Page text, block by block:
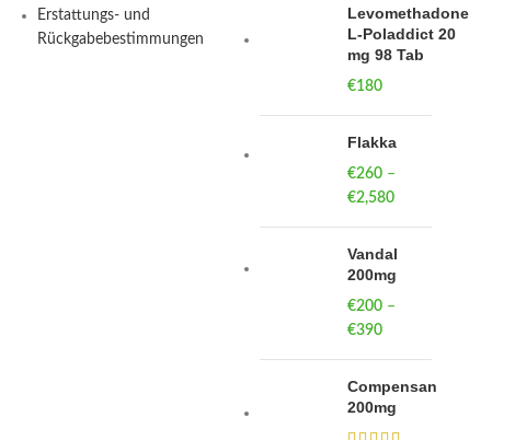
Erstattungs- und
Rückgabebestimmungen
Levomethadone
L-Poladdict 20
mg 98 Tab
€180
Flakka
€260 –
€2,580
€260
through
Vandal
200mg
€200 –
€390
through
Compensan
200mg